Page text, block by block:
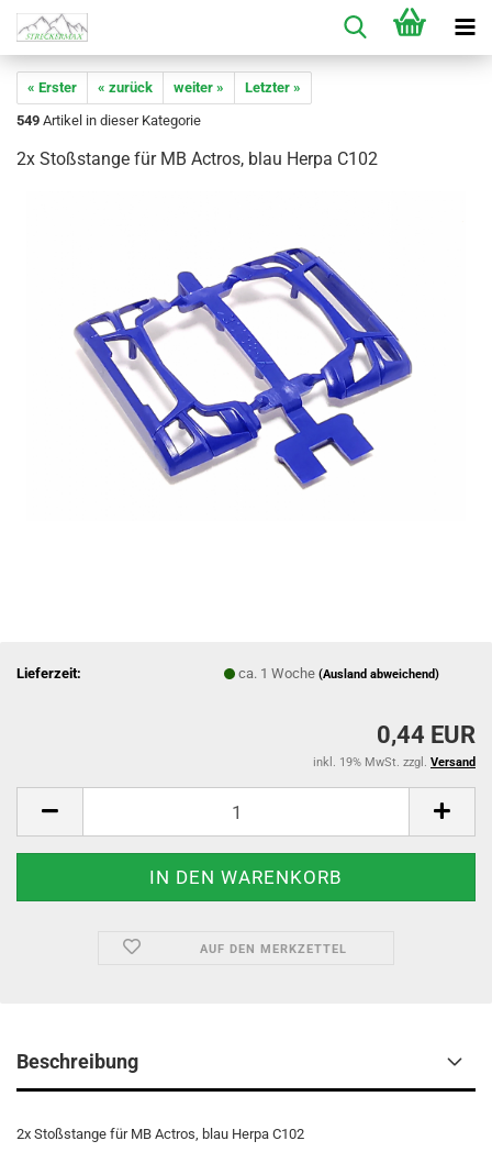
« Erster « zurück weiter »
Letzter »
549 Artikel in dieser Kategorie
2x Stoßstange für MB Actros, blau Herpa C102
Lieferzeit: ca. 1 Woche(Ausland abweichend)
0,44 EUR
inkl. 19% MwSt. zzgl. Versand
AUF DEN MERKZETTEL
Beschreibung
2x Stoßstange für MB Actros, blau Herpa C102